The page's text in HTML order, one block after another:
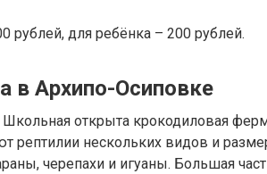
рублей, для ребёнка – 200 рублей.
в Архипо-Осиповке
открыта крокодиловая
рептилии нескольких видов и
черепахи и игуаны. Большая